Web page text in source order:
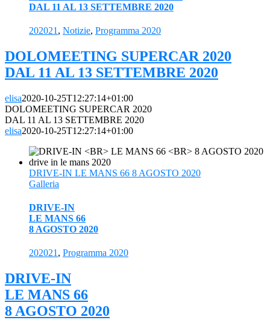
DAL 11 AL 13 SETTEMBRE 2020
202021 , Notizie, Programma 2020
DOLOMEETING SUPERCAR 2020
DAL 11 AL 13 SETTEMBRE 2020
elisa2020-10-25T12:27:14+01:00
DOLOMEETING SUPERCAR 2020
DAL 11 AL 13 SETTEMBRE 2020
elisa2020-10-25T12:27:14+01:00
DRIVE-IN LE MANS 66 8 AGOSTO 2020
Galleria
DRIVE-IN
LE MANS 66
8 AGOSTO 2020
202021 , Programma 2020
DRIVE-IN
LE MANS 66
8 AGOSTO 2020